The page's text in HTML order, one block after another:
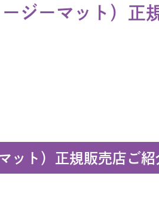
ジーマット）正
ット ）正規販売店ご紹